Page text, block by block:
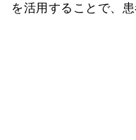
を活用することで、